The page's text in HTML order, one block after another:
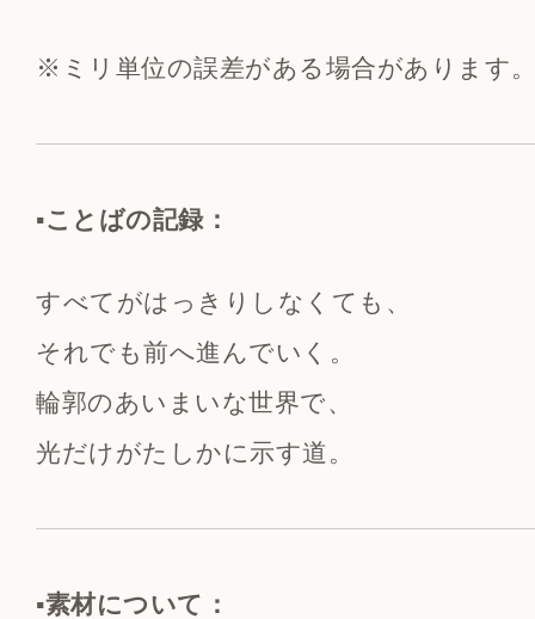
※ミリ単位の誤差がある場合があります
▪️ことばの記録：
すべてがはっきりしなくても、
それでも前へ進んでいく。
輪郭のあいまいな世界で、
光だけがたしかに示す道。
▪️素材について：